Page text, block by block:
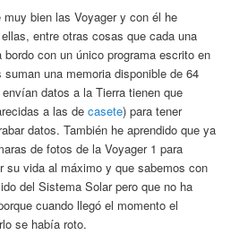
bien las Voyager y con él he
entre otras cosas que cada una
con un único programa escrito en
suman una memoria disponible de 64
datos a la Tierra tienen que
a las decasete) para tener
datos. También he aprendido que ya
de fotos de la Voyager 1 para
su vida al máximo y que sabemos con
del Sistema Solar pero que no ha
cuando llegó el momento el
se había roto.